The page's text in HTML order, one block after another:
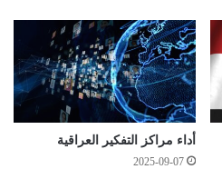
أداء مراكز التفكير العراقية
2025-09-07